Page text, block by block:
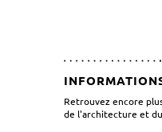
Retrouvez encore
de l'architecture et